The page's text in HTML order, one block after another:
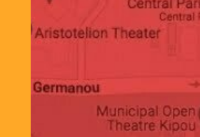
Σετ Καλάθια Cesta white